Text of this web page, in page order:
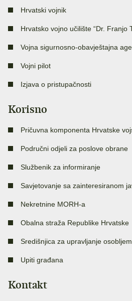
Hrvatski vojnik
Hrvatsko vojno učilište “Dr. Franjo
Vojna sigurnosno-obavještajna
Vojni pilot
Izjava o pristupačnosti
Korisno
Pričuvna komponenta Hrvatske
Područni odjeli za poslove obrane
Službenik za informiranje
Savjetovanje sa zainteresiranom
Nekretnine MORH-a
Obalna straža Republike Hrvatske
Središnjica za upravljanje osobljem
Upiti građana
Kontakt